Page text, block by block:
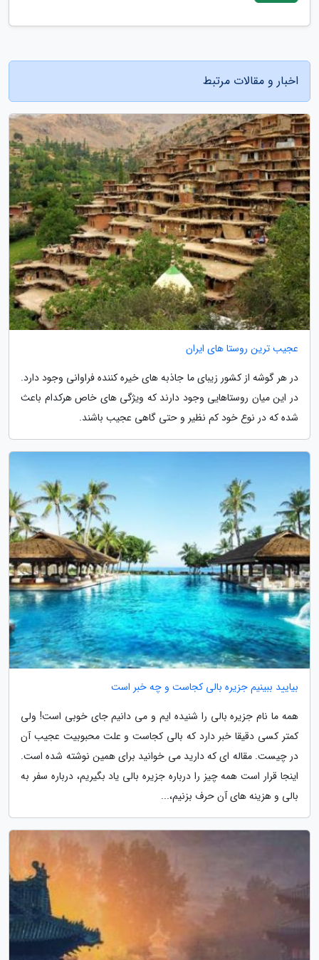
اخبار و مقالات مرتبط
عجیب ترین روستا های ایران
در هر گوشه از کشور زیبای ما جاذبه های خیره کننده فراوانی وجود دارد.
در این میان روستاهایی وجود دارند که ویژگی های خاص هرکدام باعث
شده که در نوع خود کم نظیر و حتی گاهی عجیب باشند.
بیایید ببینیم جزیره بالی کجاست و چه خبر است
همه ما نام جزیره بالی را شنیده ایم و می دانیم جای خوبی است! ولی
کمتر کسی دقیقا خبر دارد که بالی کجاست و علت محبوبیت عجیب آن
در چیست. مقاله ای که دارید می خوانید برای همین نوشته شده است.
اینجا قرار است همه چیز را درباره جزیره بالی یاد بگیریم، درباره سفر به
بالی و هزینه های آن حرف بزنیم،...